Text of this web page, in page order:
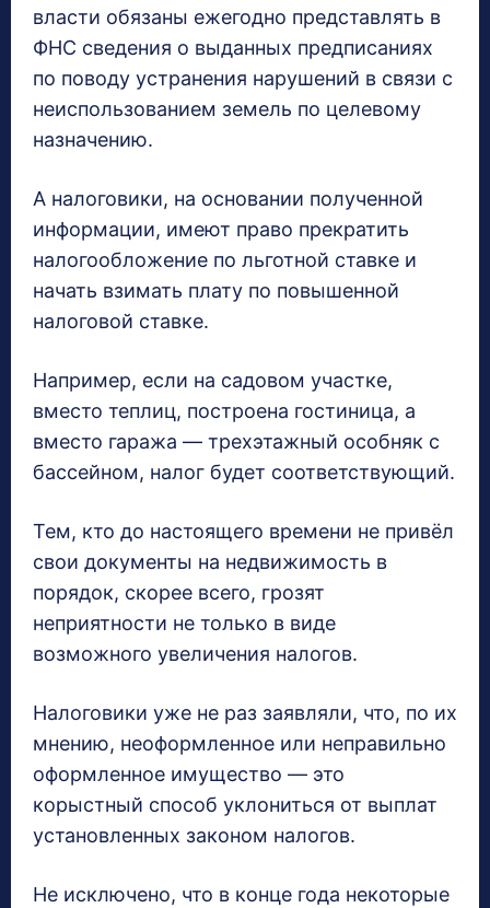
власти обязаны ежегодно представлять в
ФНС сведения о выданных предписаниях
по поводу устранения нарушений в связи с
неиспользованием земель по целевому
назначению.
А налоговики, на основании полученной
информации, имеют право прекратить
налогообложение по льготной ставке и
начать взимать плату по повышенной
налоговой ставке.
Например, если на садовом участке,
вместо теплиц, построена гостиница, а
вместо гаража — трехэтажный особняк с
бассейном, налог будет соответствующий.
Тем, кто до настоящего времени не привёл
свои документы на недвижимость в
порядок, скорее всего, грозят
неприятности не только в виде
возможного увеличения налогов.
Налоговики уже не раз заявляли, что, по их
мнению, неоформленное или неправильно
оформленное имущество — это
корыстный способ уклониться от выплат
установленных законом налогов.
Не исключено, что в конце года некоторые